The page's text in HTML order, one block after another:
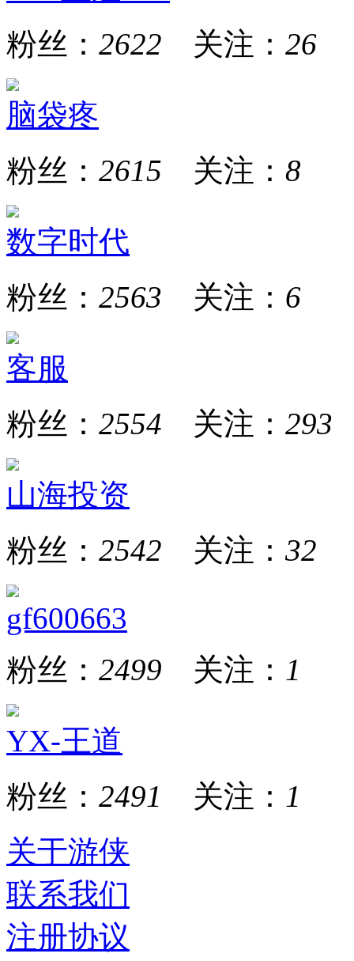
粉丝： 2622 关注： 26
脑袋疼
粉丝： 2615 关注： 8
数字时代
粉丝： 2563 关注： 6
客服
粉丝： 2554 关注： 293
山海投资
粉丝： 2542 关注： 32
gf600663
粉丝： 2499 关注： 1
YX-王道
粉丝： 2491 关注： 1
关于游侠
联系我们
注册协议